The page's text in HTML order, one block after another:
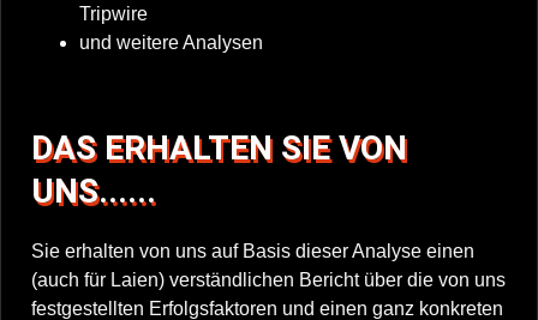
Tripwire
und weitere Analysen
DAS ERHALTEN SIE VON
UNS......
Sie erhalten von uns auf Basis dieser Analyse einen
(auch für Laien) verständlichen Bericht über die von uns
festgestellten Erfolgsfaktoren und einen ganz konkreten